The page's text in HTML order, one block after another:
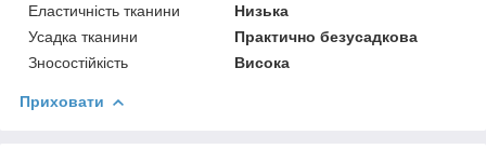
Еластичність тканини
Низька
Усадка тканини
Практично безусадкова
Зносостійкість
Висока
Приховати